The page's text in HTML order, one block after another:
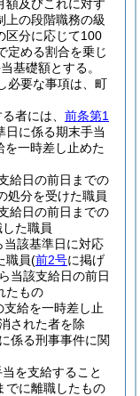
額及びこれに対す
上の段階職務の級
区分に応じて100
定める割合を乗じ
基礎額とする。
必要な事項は、町
者には、 前条第1
日に係る期末手当
を一時差し止めた
給日の前日までの
処分を受けた職員
給日の前日までの
た職員
該基準日に対応
職員(前2号に掲げ
当該支給日の前日
たもの
給を一時差し止
された者を除
係る刑事事件に関
を支給すること
でに離職したもの